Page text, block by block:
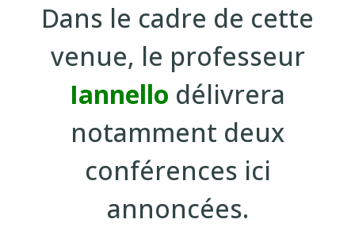
Dans le cadre de cette
venue, le professeur
Iannello délivrera
notamment deux
conférences ici
annoncées.